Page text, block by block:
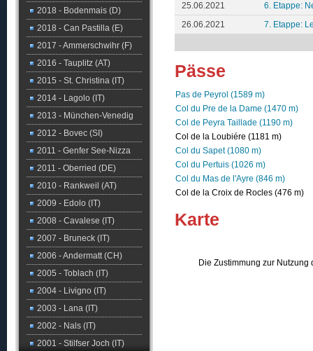
2018 - Bodenmais (D)
2018 - Can Pastilla (E)
2017 - Ammerschwihr (F)
2016 - Tauplitz (AT)
2015 - St. Christina (IT)
2014 - Lagolo (IT)
2013 - München-Venedig
2012 - Bovec (SI)
2011 - Genfer See-Nizza
2011 - Oberried (DE)
2010 - Rankweil (AT)
2009 - Edolo (IT)
2008 - Cavalese (IT)
2007 - Bruneck (IT)
2006 - Andermatt (CH)
2005 - Toblach (IT)
2004 - Livigno (IT)
2003 - Lana (IT)
2002 - Nals (IT)
2001 - Stilfser Joch (IT)
25.06.2021
6. Etappe:
26.06.2021
7. Etappe:
Pässe
Pas de Peyrol (1589 m)
Col du Pre de la Dame (1470 m)
Col de Peyra Taillade (1190 m)
Col de la Loubiére (1181 m)
Col du Sapet (1080 m)
Col du Pertuis (1026 m)
Col du Mas de l'Ayre (846 m)
Col de la Croix de Rocles (476 m)
Karte
Die Zustimmung zur